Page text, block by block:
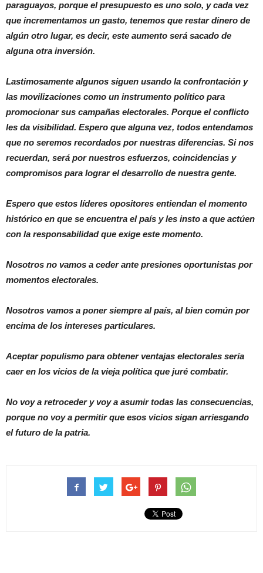
paraguayos, porque el presupuesto es uno solo, y cada vez
que incrementamos un gasto, tenemos que restar dinero de
algún otro lugar, es decir, este aumento será sacado de
alguna otra inversión.
Lastimosamente algunos siguen usando la confrontación y
las movilizaciones como un instrumento político para
promocionar sus campañas electorales. Porque el conflicto
les da visibilidad. Espero que alguna vez, todos entendamos
que no seremos recordados por nuestras diferencias. Si nos
recuerdan, será por nuestros esfuerzos, coincidencias y
compromisos para lograr el desarrollo de nuestra gente.
Espero que estos líderes opositores entiendan el momento
histórico en que se encuentra el país y les insto a que actúen
con la responsabilidad que exige este momento.
Nosotros no vamos a ceder ante presiones oportunistas por
momentos electorales.
Nosotros vamos a poner siempre al país, al bien común por
encima de los intereses particulares.
Aceptar populismo para obtener ventajas electorales sería
caer en los vicios de la vieja política que juré combatir.
No voy a retroceder y voy a asumir todas las consecuencias,
porque no voy a permitir que esos vicios sigan arriesgando
el futuro de la patria.